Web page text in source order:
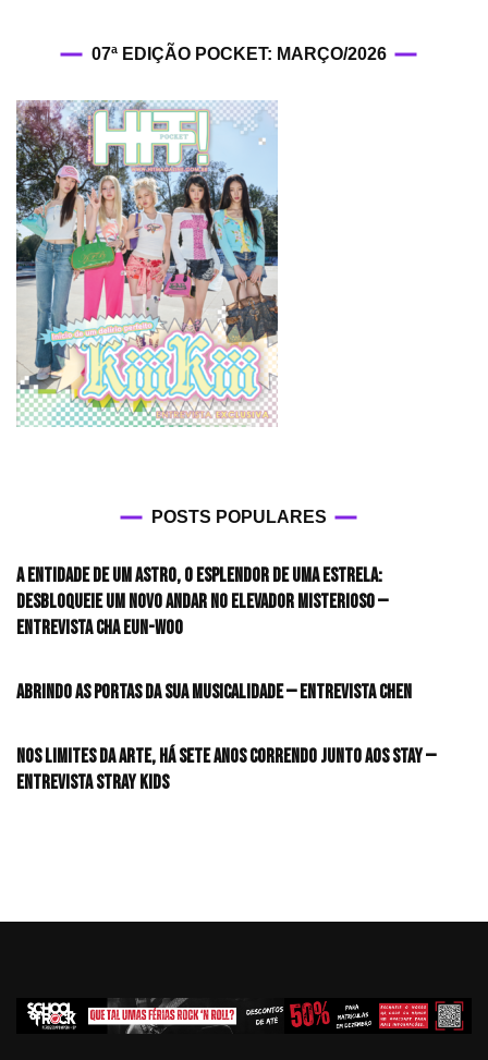
07ª EDIÇÃO POCKET: MARÇO/2026
POSTS POPULARES
A entidade de um astro, o esplendor de uma estrela:
desbloqueie um novo andar no elevador misterioso —
Entrevista CHA EUN-WOO
Abrindo as portas da sua musicalidade — Entrevista CHEN
Nos limites da arte, há sete anos correndo junto aos STAY —
Entrevista Stray Kids